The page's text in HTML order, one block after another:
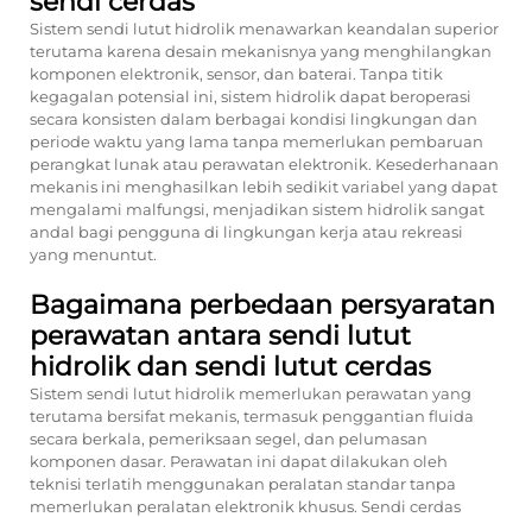
Sistem sendi lutut hidrolik menawarkan keandalan superior
terutama karena desain mekanisnya yang menghilangkan
komponen elektronik, sensor, dan baterai. Tanpa titik
kegagalan potensial ini, sistem hidrolik dapat beroperasi
secara konsisten dalam berbagai kondisi lingkungan dan
periode waktu yang lama tanpa memerlukan pembaruan
perangkat lunak atau perawatan elektronik. Kesederhanaan
mekanis ini menghasilkan lebih sedikit variabel yang dapat
mengalami malfungsi, menjadikan sistem hidrolik sangat
andal bagi pengguna di lingkungan kerja atau rekreasi
yang menuntut.
Bagaimana perbedaan persyaratan
perawatan antara sendi lutut
hidrolik dan sendi lutut cerdas
Sistem sendi lutut hidrolik memerlukan perawatan yang
terutama bersifat mekanis, termasuk penggantian fluida
secara berkala, pemeriksaan segel, dan pelumasan
komponen dasar. Perawatan ini dapat dilakukan oleh
teknisi terlatih menggunakan peralatan standar tanpa
memerlukan peralatan elektronik khusus. Sendi cerdas